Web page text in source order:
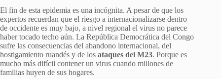
El fin de esta epidemia es una incógnita. A pesar de que los
expertos recuerdan que el riesgo a internacionalizarse dentro
de occidente es muy bajo, a nivel regional el virus no parece
haber tocado techo aún. La República Democrática del Congo
sufre las consecuencias del abandono internacional, del
hostigamiento ruandés y de los ataques del M23. Porque es
mucho más difícil contener un virus cuando millones de
familias huyen de sus hogares.